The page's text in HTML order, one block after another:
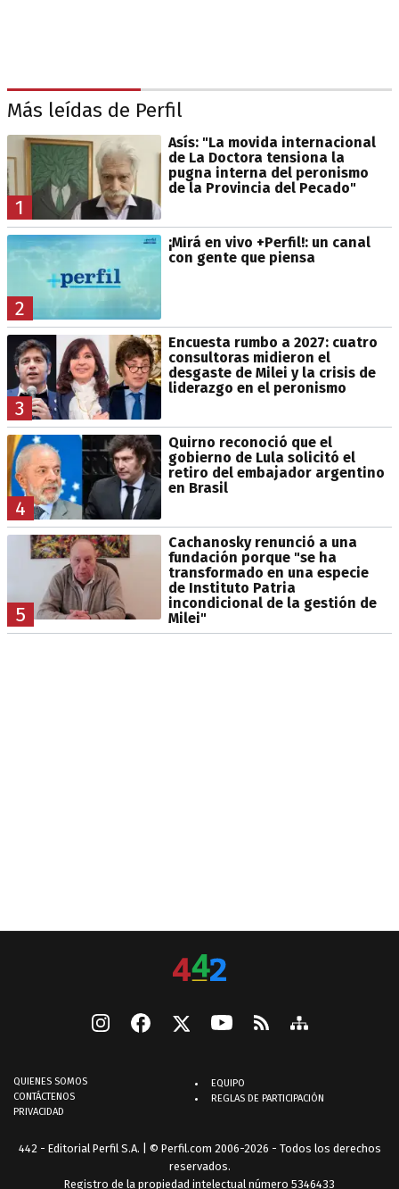
Más leídas de Perfil
1
Asís: "La movida internacional
de La Doctora tensiona la
pugna interna del peronismo
de la Provincia del Pecado"
2
¡Mirá en vivo +Perfil!: un canal
con gente que piensa
3
Encuesta rumbo a 2027: cuatro
consultoras midieron el
desgaste de Milei y la crisis de
liderazgo en el peronismo
4
Quirno reconoció que el
gobierno de Lula solicitó el
retiro del embajador argentino
en Brasil
5
Cachanosky renunció a una
fundación porque "se ha
transformado en una especie
de Instituto Patria
incondicional de la gestión de
Milei"
QUIENES SOMOS
CONTÁCTENOS
PRIVACIDAD
EQUIPO
REGLAS DE PARTICIPACIÓN
442 - Editorial Perfil S.A. | © Perfil.com 2006-2026 - Todos los derechos
reservados.
Registro de la propiedad intelectual número 5346433